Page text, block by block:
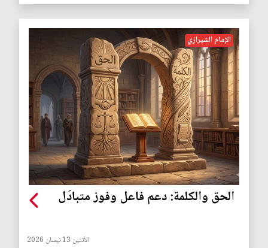
الإمام الشيرازي
الحق والكلمة: دعم فاعل وفوز متبادَل
الأثنين 13 نيسان 2026